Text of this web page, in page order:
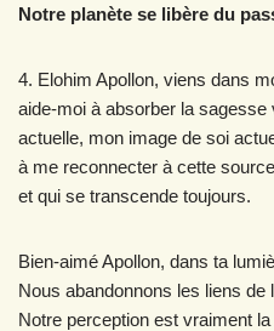
Notre planète se libère du
4. Elohim Apollon, viens dans
aide-moi à absorber la
actuelle, mon image de soi
à me reconnecter à cette
et qui se transcende toujours.
Bien-aimé Apollon, dans ta
Nous abandonnons les liens de
Notre perception est vraiment